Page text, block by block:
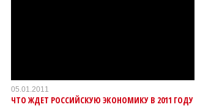
05.01.2011
ЧТО ЖДЕТ РОССИЙСКУЮ ЭКОНОМИКУ В 2011 ГОДУ